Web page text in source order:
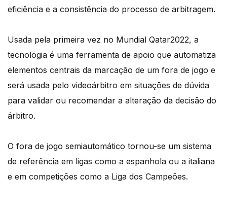
eficiência e a consistência do processo de arbitragem.
Usada pela primeira vez no Mundial Qatar2022, a
tecnologia é uma ferramenta de apoio que automatiza
elementos centrais da marcação de um fora de jogo e
será usada pelo videoárbitro em situações de dúvida
para validar ou recomendar a alteração da decisão do
árbitro.
O fora de jogo semiautomático tornou-se um sistema
de referência em ligas como a espanhola ou a italiana
e em competições como a Liga dos Campeões.